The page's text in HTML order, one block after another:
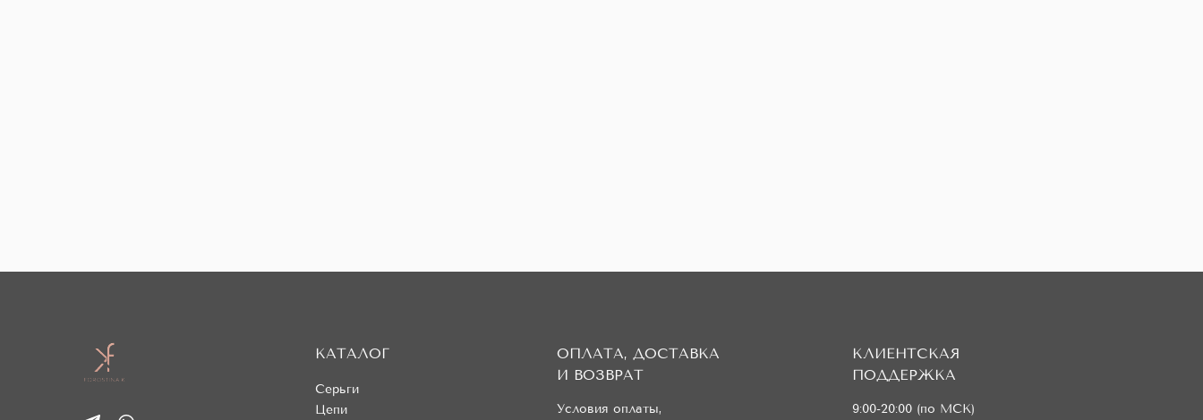
Серьги
Цепи
Условия оплаты,
КАТАЛОГ
ОПЛАТА, ДОСТАВКА
И ВОЗВРАТ
КЛИЕНТСКАЯ
ПОДДЕРЖКА
9:00-20:00 (по МСК)